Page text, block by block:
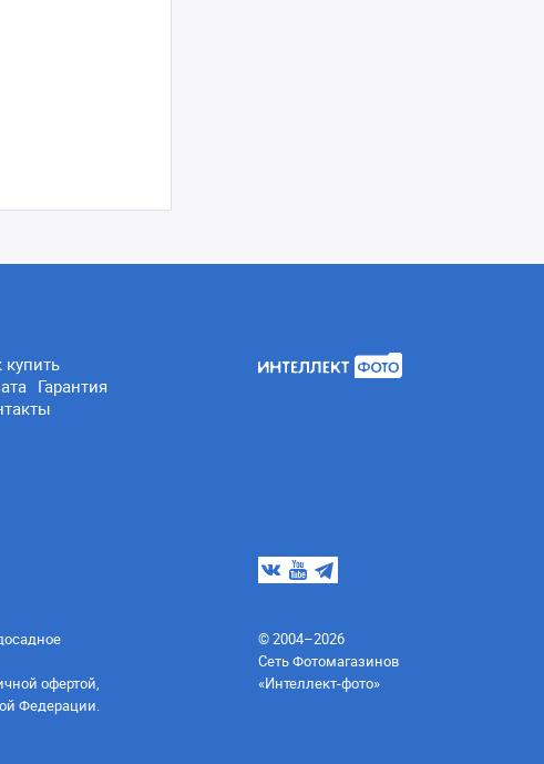
купить
Гарантия
офертой,
Федерации.
© 2004–2026
Сеть Фотомагазинов
«Интеллект-фото»